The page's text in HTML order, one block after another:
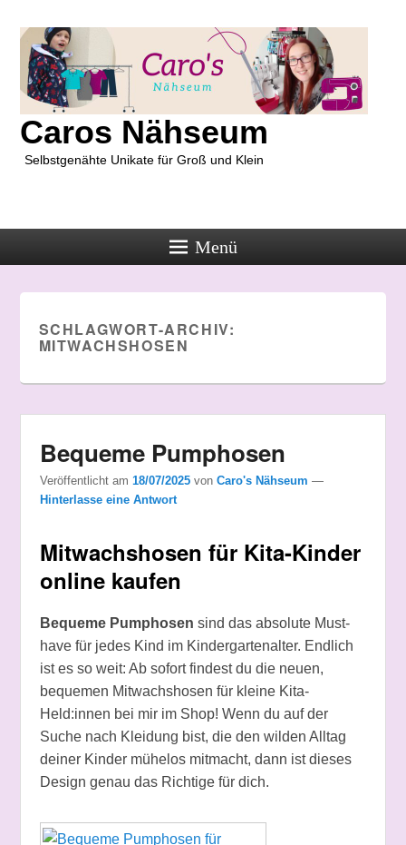
Caros Nähseum
Selbstgenähte Unikate für Groß und Klein
Menü
SCHLAGWORT-ARCHIV:
MITWACHSHOSEN
Bequeme Pumphosen
Veröffentlicht am 18/07/2025 von Caro's Nähseum —
Hinterlasse eine Antwort
Mitwachshosen für Kita-Kinder
online kaufen
Bequeme Pumphosen sind das absolute Must-
have für jedes Kind im Kindergartenalter. Endlich
ist es so weit: Ab sofort findest du die neuen,
bequemen Mitwachshosen für kleine Kita-
Held:innen bei mir im Shop! Wenn du auf der
Suche nach Kleidung bist, die den wilden Alltag
deiner Kinder mühelos mitmacht, dann ist dieses
Design genau das Richtige für dich.